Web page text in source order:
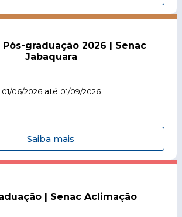
Pós-graduação 2026 | Senac
Jabaquara
01/06/2026até 01/09/2026
Saiba mais
| Senac Aclimação